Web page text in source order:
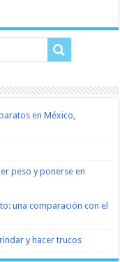
en México,
peso y ponerse en
una comparación con el
y hacer trucos